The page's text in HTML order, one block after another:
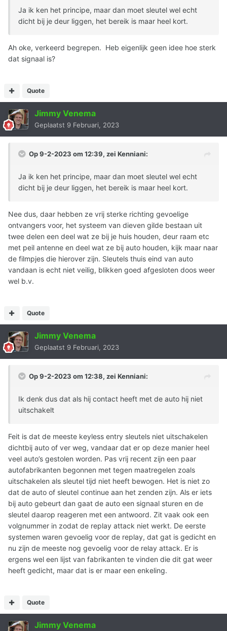
Ja ik ken het principe, maar dan moet sleutel wel echt
dicht bij je deur liggen, het bereik is maar heel kort.
Ah oke, verkeerd begrepen. Heb eigenlijk geen idee hoe sterk
dat signaal is?
Quote
Jimmy Venema
Geplaatst 9 Februari, 2023
Op 9-2-2023 om 12:39, zei Kenniani:
Ja ik ken het principe, maar dan moet sleutel wel echt
dicht bij je deur liggen, het bereik is maar heel kort.
Nee dus, daar hebben ze vrij sterke richting gevoelige
ontvangers voor, het systeem van dieven gilde bestaan uit
twee delen een deel wat ze bij je huis houden, deur raam etc
met peil antenne en deel wat ze bij auto houden, kijk maar naar
de filmpjes die hierover zijn. Sleutels thuis eind van auto
vandaan is echt niet veilig, blikken goed afgesloten doos weer
wel b.v.
Quote
Jimmy Venema
Geplaatst 9 Februari, 2023
Op 9-2-2023 om 12:38, zei Kenniani:
Ik denk dus dat als hij contact heeft met de auto hij niet
uitschakelt
Feit is dat de meeste keyless entry sleutels niet uitschakelen
dichtbij auto of ver weg, vandaar dat er op deze manier heel
veel auto’s gestolen worden. Pas vrij recent zijn een paar
autofabrikanten begonnen met tegen maatregelen zoals
uitschakelen als sleutel tijd niet heeft bewogen. Het is niet zo
dat de auto of sleutel continue aan het zenden zijn. Als er iets
bij auto gebeurt dan gaat de auto een signaal sturen en de
sleutel daarop reageren met een antwoord. Zit vaak ook een
volgnummer in zodat de replay attack niet werkt. De eerste
systemen waren gevoelig voor de replay, dat gat is gedicht en
nu zijn de meeste nog gevoelig voor de relay attack. Er is
ergens wel een lijst van fabrikanten te vinden die dit gat weer
heeft gedicht, maar dat is er maar een enkeling.
Quote
Jimmy Venema